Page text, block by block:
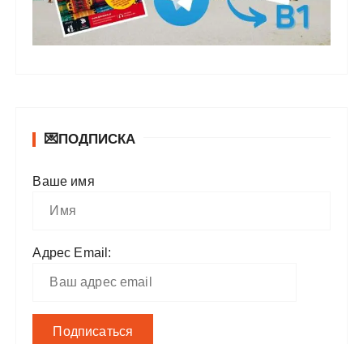
💌ПОДПИСКА
Ваше имя
Адрес Email: